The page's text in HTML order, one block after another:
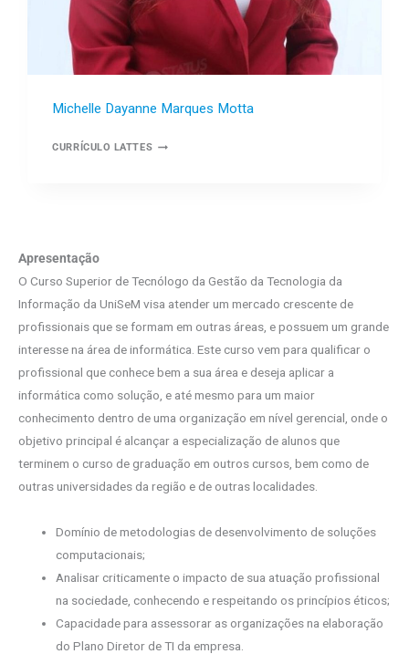
Michelle Dayanne Marques Motta
CURRÍCULO LATTES
Apresentação
O Curso Superior de Tecnólogo da Gestão da Tecnologia da
Informação da UniSeM visa atender um mercado crescente de
profissionais que se formam em outras áreas, e possuem um grande
interesse na área de informática. Este curso vem para qualificar o
profissional que conhece bem a sua área e deseja aplicar a
informática como solução, e até mesmo para um maior
conhecimento dentro de uma organização em nível gerencial, onde o
objetivo principal é alcançar a especialização de alunos que
terminem o curso de graduação em outros cursos, bem como de
outras universidades da região e de outras localidades.
Domínio de metodologias de desenvolvimento de soluções
computacionais;
Analisar criticamente o impacto de sua atuação profissional
na sociedade, conhecendo e respeitando os princípios éticos;
Capacidade para assessorar as organizações na elaboração
do Plano Diretor de TI da empresa.